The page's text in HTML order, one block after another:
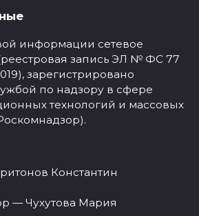
информации сетевое
запись ЭЛ № ФС 77
зарегистрировано
по надзору в сфере
технологий и массовых
Константин
— Чухутова Мария